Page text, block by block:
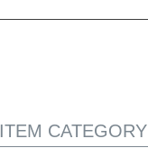
ITEM CATEGORY